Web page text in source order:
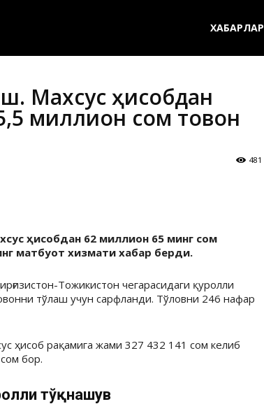
ХАБАРЛАР
Махсус ҳисобдан
миллион сом товон
481
ҳисобдан 62 миллион 65 минг сом
матбуот хизмати хабар берди.
Тожикистон чегарасидаги қуролли
тўлаш учун сарфланди. Тўловни 246 нафар
ҳисоб рақамига жами 327 432 141 сом келиб
бор.
тўқнашув